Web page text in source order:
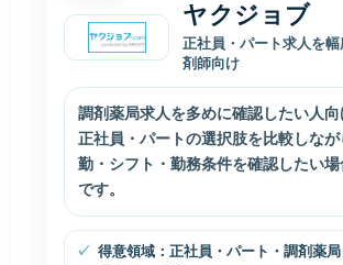
ヤクジョブ
正社員・パート求人を
剤師向け
調剤薬局求人を多めに確認したい人向
正社員・パートの選択肢を比較しな
勤・シフト・勤務条件を確認したい
です。
得意領域：正社員・パート・調剤薬